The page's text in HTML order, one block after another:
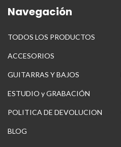
Navegación
TODOS LOS PRODUCTOS
ACCESORIOS
GUITARRAS Y BAJOS
ESTUDIO y GRABACIÓN
POLITICA DE DEVOLUCION
BLOG